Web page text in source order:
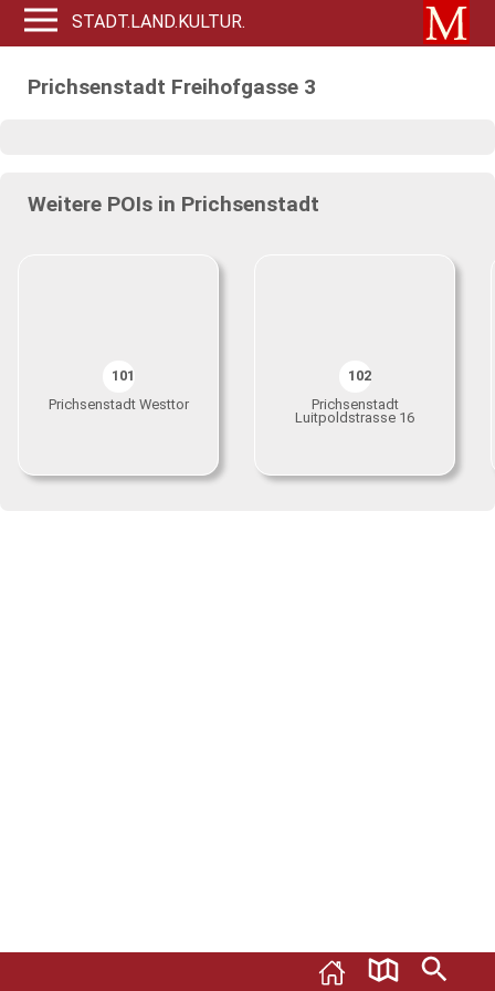
STADT.LAND.KULTUR.
Prichsenstadt Freihofgasse 3
Weitere POIs in Prichsenstadt
101
Prichsenstadt Westtor
102
Prichsenstadt
Luitpoldstrasse 16